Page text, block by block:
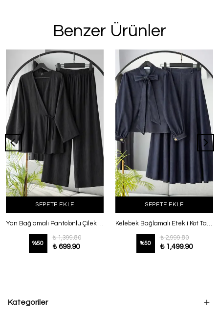
Benzer Ürünler
SEPETE EKLE
Yan Bağlamalı Pantolonlu Çilek Takım Siyah
%50
₺ 1,399.80
₺ 699.90
SEPETE EKLE
Kelebek Bağlamalı Etekli Kot Takım Lacivert
%50
₺ 2,999.80
₺ 1,499.90
Kategoriler